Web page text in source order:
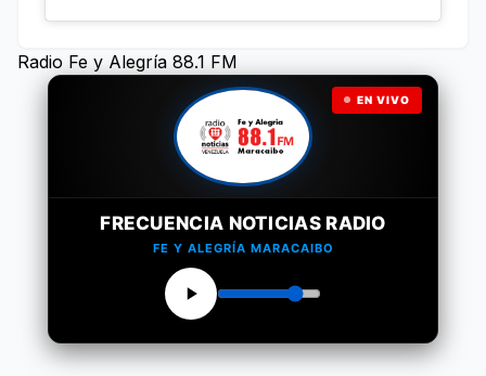
Radio Fe y Alegría 88.1 FM
EN VIVO
FRECUENCIA NOTICIAS RADIO
FE Y ALEGRÍA MARACAIBO